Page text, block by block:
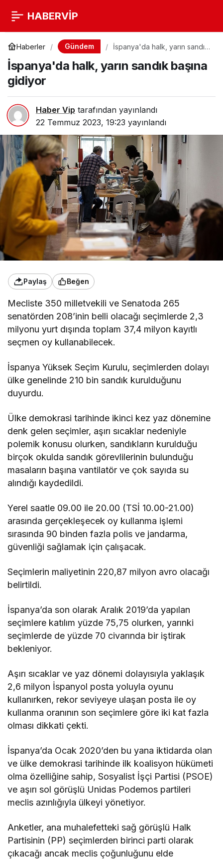
HABERVİP
Haberler Gündem
İspanya'da halk, yarın sandık
İspanya'da halk, yarın sandık başına
gidiyor
Haber Vip tarafından yayınlandı
22 Temmuz 2023, 19:23 yayınlandı
Paylaş Beğen
Mecliste 350 milletvekili ve Senatoda 265
senatörden 208’inin belli olacağı seçimlerde 2,3
milyonu yurt dışında toplam 37,4 milyon kayıtlı
seçmen oy kullanabilecek.
İspanya Yüksek Seçim Kurulu, seçimlerden dolayı
ülke genelinde 210 bin sandık kurulduğunu
duyurdu.
Ülke demokrasi tarihinde ikinci kez yaz dönemine
denk gelen seçimler, aşırı sıcaklar nedeniyle
polemik konusu olurken, sandıkların kurulduğu
birçok okulda sandık görevlilerinin bulunduğu
masaların başına vantilatör ve çok sayıda su
alındığı kaydedildi.
Yerel saatle 09.00 ile 20.00 (TSİ 10.00-21.00)
arasında gerçekleşecek oy kullanma işlemi
sırasında 90 binden fazla polis ve jandarma,
güvenliği sağlamak için çalışacak.
Seçimlerin maliyetinin 220,87 milyon avro olacağı
belirtildi.
İspanya’da son olarak Aralık 2019’da yapılan
seçimlere katılım yüzde 75,75 olurken, yarınki
seçimlerde de yüzde 70 civarında bir iştirak
bekleniyor.
Aşırı sıcaklar ve yaz dönemi dolayısıyla yaklaşık
2,6 milyon İspanyol posta yoluyla oyunu
kullanırken, rekor seviyeye ulaşan posta ile oy
kullanma oranının son seçimlere göre iki kat fazla
olması dikkati çekti.
İspanya’da Ocak 2020’den bu yana iktidarda olan
ve ülke demokrasi tarihinde ilk koalisyon hükümeti
olma özelliğine sahip, Sosyalist İşçi Partisi (PSOE)
ve aşırı sol görüşlü Unidas Podemos partileri
meclis azınlığıyla ülkeyi yönetiyor.
Anketler, ana muhalefetteki sağ görüşlü Halk
Partisinin (PP) seçimlerden birinci parti olarak
çıkacağı ancak meclis çoğunluğunu elde